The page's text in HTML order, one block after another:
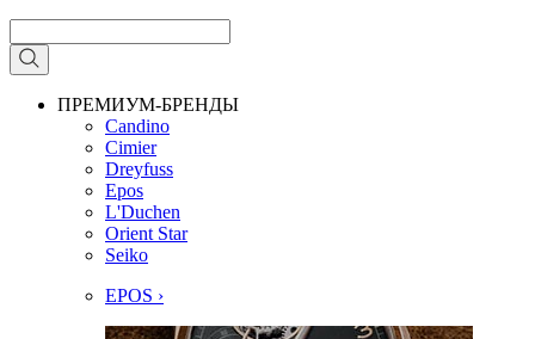
ПРЕМИУМ-БРЕНДЫ
Candino
Cimier
Dreyfuss
Epos
L'Duchen
Orient Star
Seiko
EPOS ›